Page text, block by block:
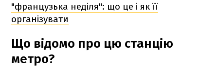
"французька неділя": що це і як її
організувати
Що відомо про цю станцію
метро?